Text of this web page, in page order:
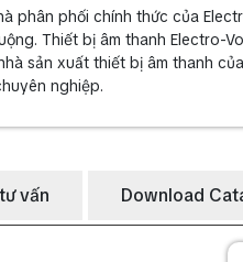
phân phối chính thức của
Thiết bị âm thanh Electro-
sản xuất thiết bị âm thanh
nghiệp.
vấn Download